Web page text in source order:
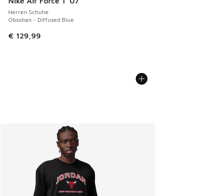
Herren Schuhe
Obsidian - Diffused Blue
€ 129,99